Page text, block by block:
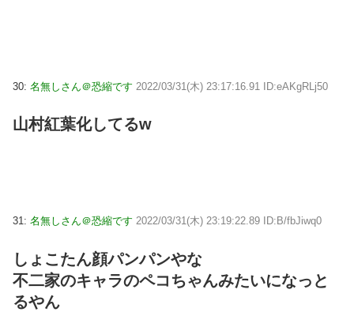
30: 名無しさん＠恐縮です 2022/03/31(木) 23:17:16.91 ID:eAKgRLj50
山村紅葉化してるw
31: 名無しさん＠恐縮です 2022/03/31(木) 23:19:22.89 ID:B/fbJiwq0
しょこたん顔パンパンやな
不二家のキャラのペコちゃんみたいになっと
るやん